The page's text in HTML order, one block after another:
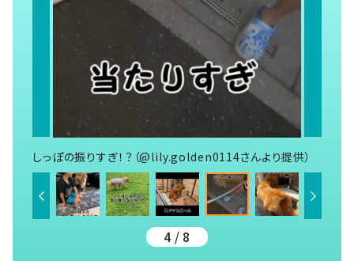
しっぽの振りすぎ！？（@lily.golden0114さんより提供）
4 / 8